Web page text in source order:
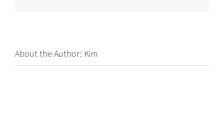
About the Author: Kim